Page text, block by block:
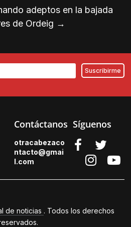
adeptos en la bajada
de Ordeig →
Contáctanos
otracabezaco
ntacto@gmai
l.com
Síguenos
de noticias . Todos los derechos